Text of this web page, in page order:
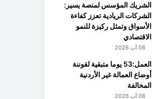
الشريك المؤسس لمنصة يسير:
الشركات الريادية تعزز كفاءة
الأسواق وتمثل ركيزة للنمو
الاقتصادي
08 آب 2026
العمل:53 يوما متبقية لقوننة
أوضاع العمالة غير الأردنية
المخالفة
08 آب 2026